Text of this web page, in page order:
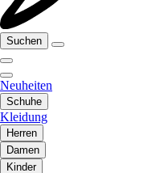
Suchen
Neuheiten
Schuhe
Kleidung
Herren
Damen
Kinder